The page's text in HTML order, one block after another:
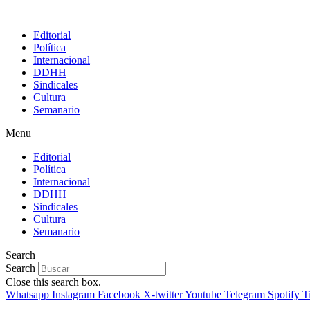
Editorial
Política
Internacional
DDHH
Sindicales
Cultura
Semanario
Menu
Editorial
Política
Internacional
DDHH
Sindicales
Cultura
Semanario
Search
Search
Close this search box.
Whatsapp Instagram Facebook X-twitterYoutube Telegram Spotify